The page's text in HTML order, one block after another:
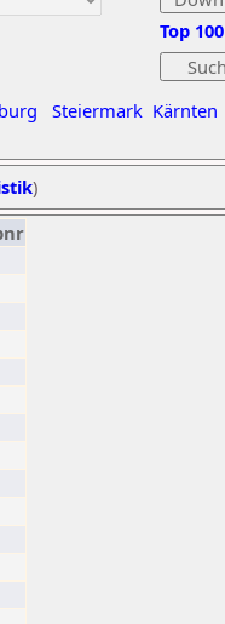
Steiermark Kärnten
Top 100
)